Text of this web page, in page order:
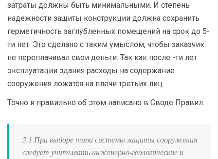
затраты должны быть минимальными. И степень
надежности защиты конструкции должна сохранить
герметичность заглубленных помещений на срок до 5-
ти лет. Это сделано с таким умыслом, чтобы заказчик
не переплачивал свои деньги. Так как после -ти лет
эксплуатации здания расходы на содержание
сооружения ложатся на плечи третьих лиц.
Точно и правильно об этом написано в Своде Правил:
5.1 При выборе типа системы защиты сооружения
следует учитывать инженерно-геологические и